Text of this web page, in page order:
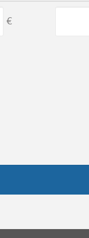
€